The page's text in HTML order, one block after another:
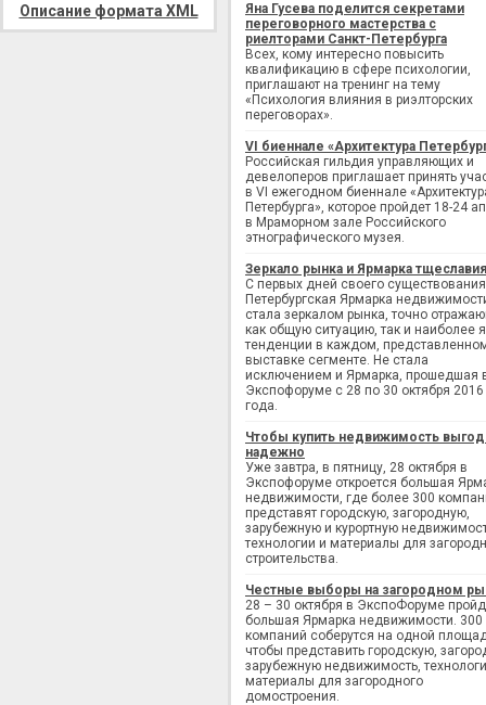
Описание формата XML
Яна Гусева поделится секретами
переговорного мастерства с
риелторами Санкт-Петербурга
Всех, кому интересно повысить
квалификацию в сфере психологии,
приглашают на тренинг на тему
«Психология влияния в риэлторских
переговорах».
VI биеннале «Архитектура
Российская гильдия управляющих и
девелоперов приглашает принять
в VI ежегодном биеннале
Петербурга», которое пройдет 18-24
в Мраморном зале Российского
этнографического музея.
Зеркало рынка и Ярмарка тщеславия
С первых дней своего существования
Петербургская Ярмарка
стала зеркалом рынка, точно
как общую ситуацию, так и наиболее
тенденции в каждом,
выставке сегменте. Не стала
исключением и Ярмарка, прошедшая
Экспофоруме с 28 по 30 октября 2016
года.
Чтобы купить недвижимость
надежно
Уже завтра, в пятницу, 28 октября в
Экспофоруме откроется большая
недвижимости, где более 300
представят городскую, загородную,
зарубежную и курортную
технологии и материалы для
строительства.
Честные выборы на загородном
28 – 30 октября в ЭкспоФоруме
большая Ярмарка недвижимости. 300
компаний соберутся на одной
чтобы представить городскую,
зарубежную недвижимость,
материалы для загородного
домостроения.